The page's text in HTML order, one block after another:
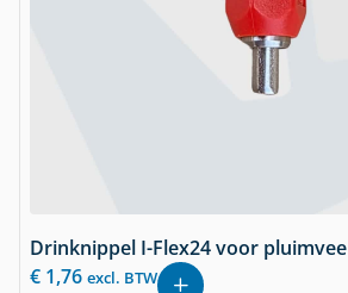
Drinknippel I-Flex24 voor pluimvee
€ 1,76 excl. BTW